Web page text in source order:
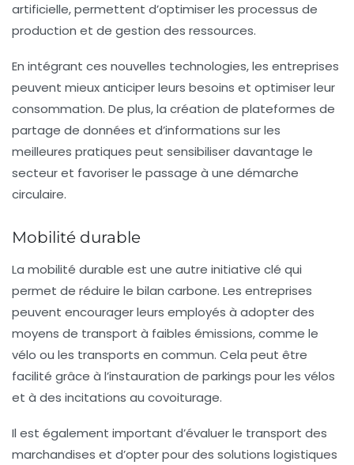
artificielle, permettent d’optimiser les processus de
production et de gestion des ressources.
En intégrant ces nouvelles technologies, les entreprises
peuvent mieux anticiper leurs besoins et optimiser leur
consommation. De plus, la création de plateformes de
partage de données et d’informations sur les
meilleures pratiques peut sensibiliser davantage le
secteur et favoriser le passage à une démarche
circulaire.
Mobilité durable
La mobilité durable est une autre initiative clé qui
permet de réduire le bilan carbone. Les entreprises
peuvent encourager leurs employés à adopter des
moyens de transport à faibles émissions, comme le
vélo ou les transports en commun. Cela peut être
facilité grâce à l’instauration de parkings pour les vélos
et à des incitations au covoiturage.
Il est également important d’évaluer le transport des
marchandises et d’opter pour des solutions logistiques